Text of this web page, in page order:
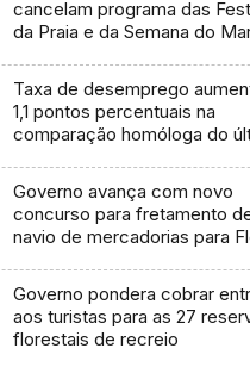
cancelam programa das Festas
da Praia e da Semana do
Taxa de desemprego
1,1 pontos percentuais na
comparação homóloga do
Governo avança com novo
concurso para fretamento
navio de mercadorias para
Governo pondera cobrar
aos turistas para as 27
florestais de recreio